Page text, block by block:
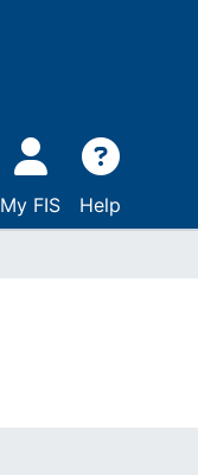
My FIS Help